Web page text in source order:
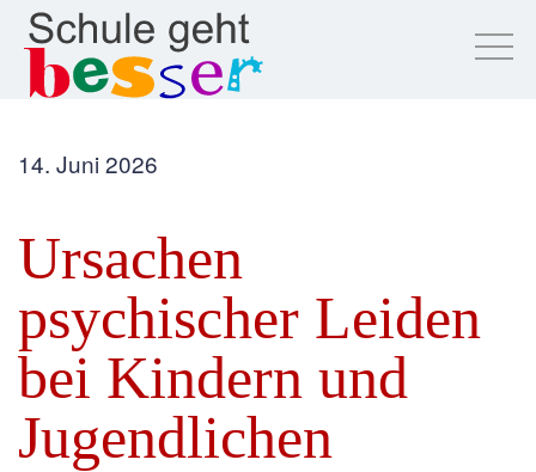
14. Juni 2026
Ursachen
psychischer Leiden
bei Kindern und
Jugendlichen